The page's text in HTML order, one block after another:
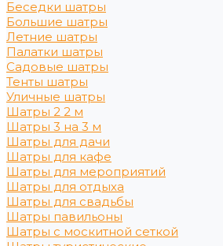
Беседки шатры
Большие шатры
Летние шатры
Палатки шатры
Садовые шатры
Тенты шатры
Уличные шатры
Шатры 2 2 м
Шатры 3 на 3 м
Шатры для дачи
Шатры для кафе
Шатры для мероприятий
Шатры для отдыха
Шатры для свадьбы
Шатры павильоны
Шатры с москитной сеткой